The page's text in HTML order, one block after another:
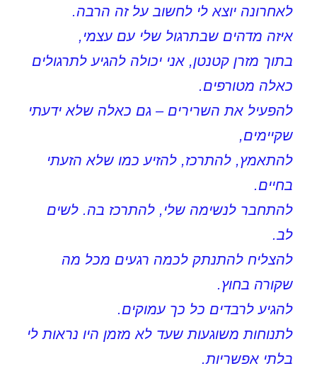
לאחרונה יוצא לי לחשוב על זה הרבה.
איזה מדהים שבתרגול שלי עם עצמי,
בתוך מזרן קטנטן, אני יכולה להגיע לתרגולים
כאלה מטורפים.
להפעיל את השרירים – גם כאלה שלא ידעתי
שקיימים,
להתאמץ, להתרכז, להזיע כמו שלא הזעתי
בחיים.
להתחבר לנשימה שלי, להתרכז בה. לשים
לב.
להצליח להתנתק לכמה רגעים מכל מה
שקורה בחוץ.
להגיע לרבדים כל כך עמוקים.
לתנוחות משוגעות שעד לא מזמן היו נראות לי
בלתי אפשריות.